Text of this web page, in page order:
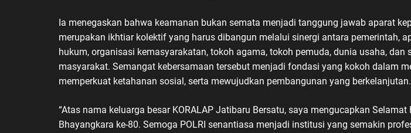
Ia menegaskan bahwa keamanan bukan semata menjadi tanggung jawab aparat
merupakan ikhtiar kolektif yang harus dibangun melalui sinergi antara pemerintah,
hukum, organisasi kemasyarakatan, tokoh agama, tokoh pemuda, dunia usaha, dan
masyarakat. Semangat kebersamaan tersebut menjadi fondasi yang kokoh dalam
memperkuat ketahanan sosial, serta mewujudkan pembangunan yang berkelanjutan.
“Atas nama keluarga besar KORALAP Jatibaru Bersatu, saya mengucapkan Selamat
Bhayangkara ke-80. Semoga POLRI senantiasa menjadi institusi yang semakin